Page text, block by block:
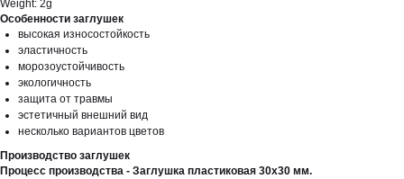
Weight: 2g
Особенности заглушек
высокая износостойкость
эластичность
морозоустойчивость
экологичность
защита от травмы
эстетичный внешний вид
несколько вариантов цветов
Производство заглушек
Процесс производства - Заглушка пластиковая 30х30 мм.